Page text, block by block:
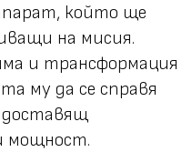
който ще
на мисия.
и трансформация
му да се справя
доставящ
мощност.